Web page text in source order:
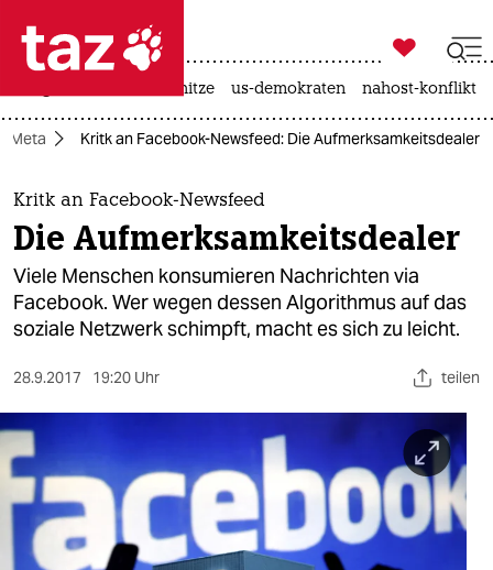
 taz zahl ich
taz zahl ich
themen
politik
öko
sport
berlin
nord

taz zahl ich
hitze us-demokraten nahost-konflikt
Meta Kritk an Facebook-Newsfeed: Die Aufmerksamkeitsdealer
Kritk an Facebook-Newsfeed
Die Aufmerksamkeitsdealer
Viele Menschen konsumieren Nachrichten via
Facebook. Wer wegen dessen Algorithmus auf das
soziale Netzwerk schimpft, macht es sich zu leicht.
28.9.2017 19:20 Uhr teilen